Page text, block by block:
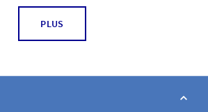
PLUS